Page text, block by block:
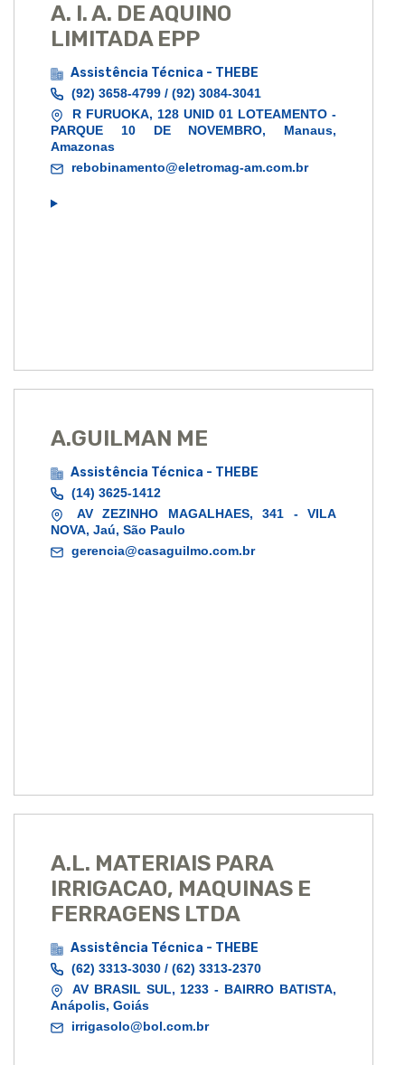
A. I. A. DE AQUINO
LIMITADA EPP
Assistência Técnica - THEBE
(92) 3658-4799 / (92) 3084-3041
R FURUOKA, 128 UNID 01 LOTEAMENTO -
PARQUE 10 DE NOVEMBRO, Manaus,
Amazonas
rebobinamento@eletromag-am.com.br
A.GUILMAN ME
Assistência Técnica - THEBE
(14) 3625-1412
AV ZEZINHO MAGALHAES, 341 - VILA
NOVA, Jaú, São Paulo
gerencia@casaguilmo.com.br
A.L. MATERIAIS PARA
IRRIGACAO, MAQUINAS E
FERRAGENS LTDA
Assistência Técnica - THEBE
(62) 3313-3030 / (62) 3313-2370
AV BRASIL SUL, 1233 - BAIRRO BATISTA,
Anápolis, Goiás
irrigasolo@bol.com.br